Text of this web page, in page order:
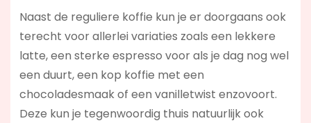
Naast de reguliere koffie kun je er doorgaans ook
terecht voor allerlei variaties zoals een lekkere
latte, een sterke espresso voor als je dag nog wel
een duurt, een kop koffie met een
chocoladesmaak of een vanilletwist enzovoort.
Deze kun je tegenwoordig thuis natuurlijk ook